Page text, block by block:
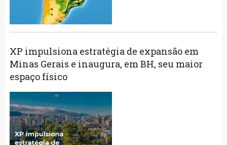
XP impulsiona estratégia de expansão em
Minas Gerais e inaugura, em BH, seu maior
espaço físico